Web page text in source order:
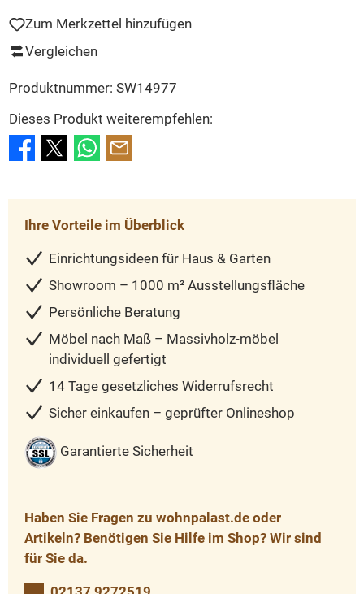
Zum Merkzettel hinzufügen
Vergleichen
Produktnummer: SW14977
Dieses Produkt weiterempfehlen:
Ihre Vorteile im Überblick
Einrichtungsideen für Haus & Garten
Showroom – 1000 m² Ausstellungsfläche
Persönliche Beratung
Möbel nach Maß – Massivholz-möbel
individuell gefertigt
14 Tage gesetzliches Widerrufsrecht
Sicher einkaufen – geprüfter Onlineshop
Garantierte Sicherheit
Haben Sie Fragen zu wohnpalast.de oder
Artikeln? Benötigen Sie Hilfe im Shop? Wir sind
für Sie da.